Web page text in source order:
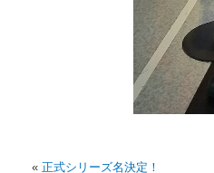
« 正式シリーズ名決定！